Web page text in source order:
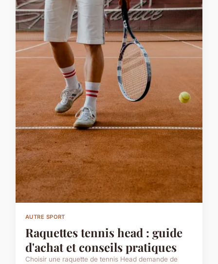
AUTRE SPORT
Raquettes tennis head : guide
d'achat et conseils pratiques
Choisir une raquette de tennis Head demande de